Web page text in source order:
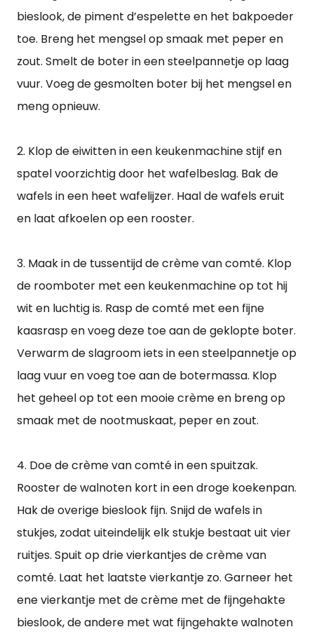
bieslook, de piment d’espelette en het bakpoeder
toe. Breng het mengsel op smaak met peper en
zout. Smelt de boter in een steelpannetje op laag
vuur. Voeg de gesmolten boter bij het mengsel en
meng opnieuw.
2. Klop de eiwitten in een keukenmachine stijf en
spatel voorzichtig door het wafelbeslag. Bak de
wafels in een heet wafelijzer. Haal de wafels eruit
en laat afkoelen op een rooster.
3. Maak in de tussentijd de crème van comté. Klop
de roomboter met een keukenmachine op tot hij
wit en luchtig is. Rasp de comté met een fijne
kaasrasp en voeg deze toe aan de geklopte boter.
Verwarm de slagroom iets in een steelpannetje op
laag vuur en voeg toe aan de botermassa. Klop
het geheel op tot een mooie crème en breng op
smaak met de nootmuskaat, peper en zout.
4. Doe de crème van comté in een spuitzak.
Rooster de walnoten kort in een droge koekenpan.
Hak de overige bieslook fijn. Snijd de wafels in
stukjes, zodat uiteindelijk elk stukje bestaat uit vier
ruitjes. Spuit op drie vierkantjes de crème van
comté. Laat het laatste vierkantje zo. Garneer het
ene vierkantje met de crème met de fijngehakte
bieslook, de andere met wat fijngehakte walnoten